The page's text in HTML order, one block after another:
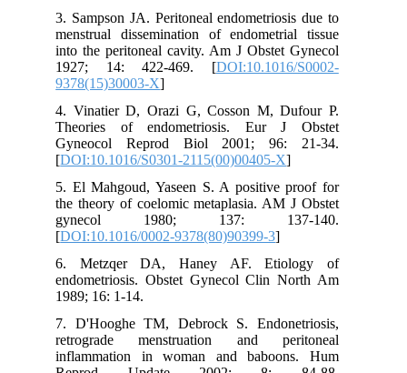
3. Sampson JA. Peritoneal endometriosis due to
menstrual dissemination of endometrial tissue
into the peritoneal cavity. Am J Obstet Gynecol
1927; 14: 422-469. [DOI:10.1016/S0002-
9378(15)30003-X
4. Vinatier D, Orazi G, Cosson M, Dufour P.
Theories of endometriosis. Eur J Obstet
Gyneocol Reprod Biol 2001; 96: 21-34.
[DOI:10.1016/S0301-2115(00)00405-X
5. El Mahgoud, Yaseen S. A positive proof for
the theory of coelomic metaplasia. AM J Obstet
gynecol 1980; 137: 137-140.
[DOI:10.1016/0002-9378(80)90399-3
6. Metzqer DA, Haney AF. Etiology of
endometriosis. Obstet Gynecol Clin North Am
1989; 16: 1-14.
7. D'Hooghe TM, Debrock S. Endonetriosis,
retrograde menstruation and peritoneal
inflammation in woman and baboons. Hum